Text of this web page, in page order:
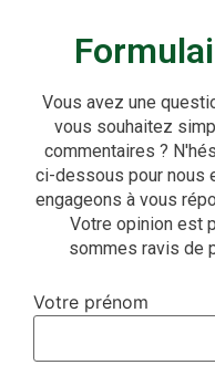
Vous avez une
vous souhaitez
commentaires ?
ci-dessous pour nous
engageons à vous
Votre opinion est
sommes ravis de
Votre prénom